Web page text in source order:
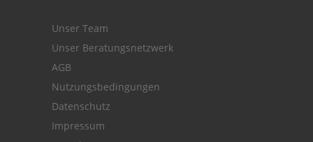
Unser Team
Unser Beratungsnetzwerk
AGB
Nutzungsbedingungen
Datenschutz
Impressum